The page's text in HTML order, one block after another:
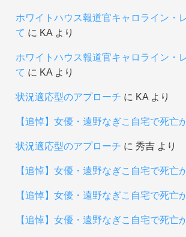
ホワイトハウス報道官キャロライン・
て に KAより
ホワイトハウス報道官キャロライン・
て に KAより
状況適応型のアプローチ に KAより
【追悼】女優・遠野なぎこ自宅で死亡
状況適応型のアプローチ に 秀吉より
【追悼】女優・遠野なぎこ自宅で死亡
【追悼】女優・遠野なぎこ自宅で死亡
【追悼】女優・遠野なぎこ自宅で死亡